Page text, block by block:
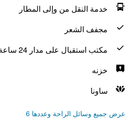
خدمة النقل من وإلى المطار
مجفف الشعر
مكتب استقبال على مدار 24 ساعة
خزنه
ساونا
عرض جميع وسائل الراحة وعددها 6